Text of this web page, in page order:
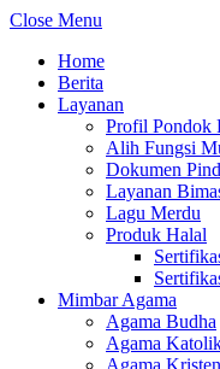
Close Menu
Home
Berita
Layanan
Profil Pondok
Alih Fungsi
Dokumen
Layanan
Lagu Merdu
Produk Halal
Mimbar Agama
Agama Budha
Agama
Agama Kristen